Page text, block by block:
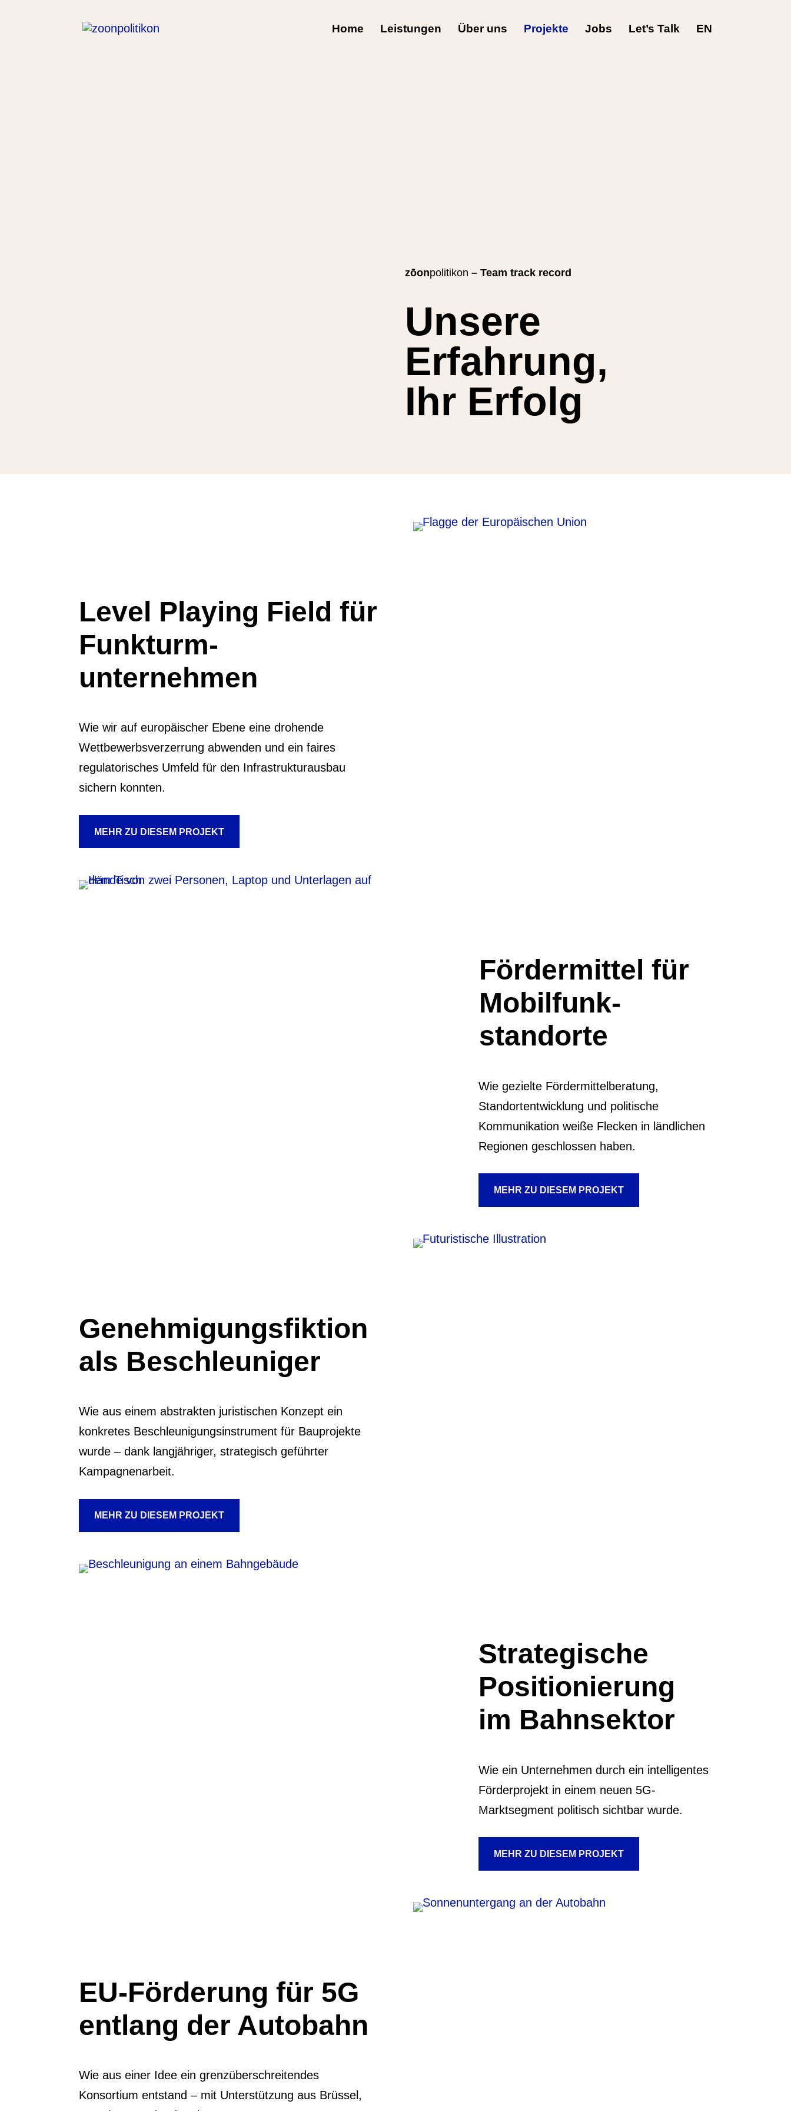
Home Leistungen Über uns Projekte Jobs Let’s Talk EN
zōonpolitikon – Team track record
Unsere
Erfahrung,
Ihr Erfolg
Level Playing Field für
Funkturm­
unternehmen
Wie wir auf europäischer Ebene eine drohende
Wettbewerbsverzerrung abwenden und ein faires
regulatorisches Umfeld für den Infrastrukturausbau
sichern konnten.
MEHR ZU DIESEM PROJEKT
Fördermittel für
Mobilfunk­
standorte
Wie gezielte Fördermittelberatung,
Standortentwicklung und politische
Kommunikation weiße Flecken in ländlichen
Regionen geschlossen haben.
MEHR ZU DIESEM PROJEKT
Genehmigungs­fiktion
als Beschleuniger
Wie aus einem abstrakten juristischen Konzept ein
konkretes Beschleunigungsinstrument für Bauprojekte
wurde – dank langjähriger, strategisch geführter
Kampagnenarbeit.
MEHR ZU DIESEM PROJEKT
Strategische
Positionierung
im Bahnsektor
Wie ein Unternehmen durch ein intelligentes
Förderprojekt in einem neuen 5G-
Marktsegment politisch sichtbar wurde.
MEHR ZU DIESEM PROJEKT
EU-Förderung für 5G
entlang der Autobahn
Wie aus einer Idee ein grenzüberschreitendes
Konsortium entstand – mit Unterstützung aus Brüssel,